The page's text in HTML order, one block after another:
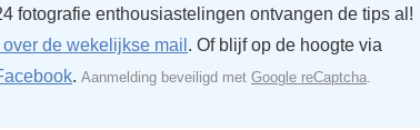
fotografie enthousiastelingen ontvangen de tips al!
over de wekelijkse mail . Of blijf op de hoogte via
. Aanmelding beveiligd met Google reCaptcha.